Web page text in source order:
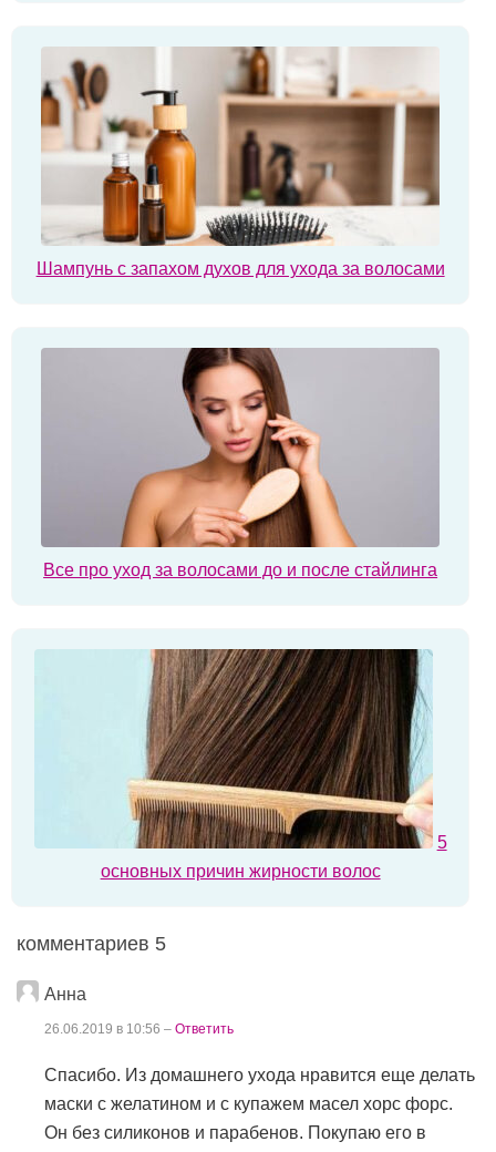
Шампунь с запахом духов для ухода за волосами
Все про уход за волосами до и после стайлинга
5
основных причин жирности волос
комментариев 5
Анна
26.06.2019 в 10:56 – Ответить
Спасибо. Из домашнего ухода нравится еще делать
маски с желатином и с купажем масел хорс форс.
Он без силиконов и парабенов. Покупаю его в